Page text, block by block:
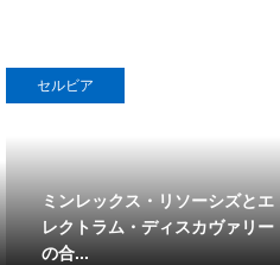
セルビア
ミンレックス・リソーシズとエ
レクトラム・ディスカヴァリー
の合...